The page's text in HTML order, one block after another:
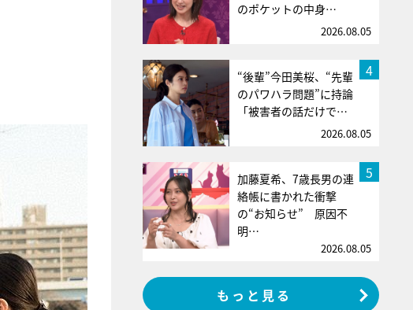
のポケットの中身…
2026.08.05
4
“後輩”今田美桜、“先輩
のパワハラ問題”に持論
「被害者の話だけで…
2026.08.05
5
加藤夏希、7歳長男の連
絡帳に書かれた衝撃
の“お知らせ” 原因不
明…
2026.08.05
もっと見る